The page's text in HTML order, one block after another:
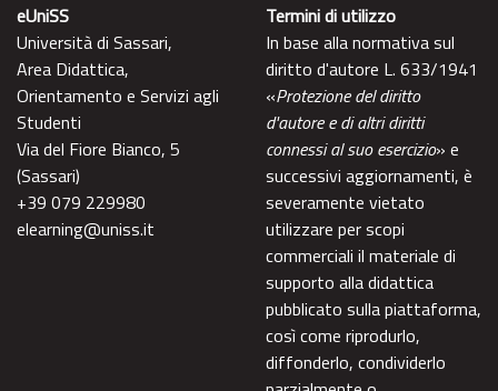
eUniSS
Università di Sassari,
Area Didattica,
Orientamento e Servizi agli
Studenti
Via del Fiore Bianco, 5
(Sassari)
+39 079 229980
elearning@uniss.it
Termini di utilizzo
In base alla normativa sul
diritto d'autore L. 633/1941
«Protezione del diritto
d'autore e di altri diritti
connessi al suo esercizio» e
successivi aggiornamenti, è
severamente vietato
utilizzare per scopi
commerciali il materiale di
supporto alla didattica
pubblicato sulla piattaforma,
così come riprodurlo,
diffonderlo, condividerlo